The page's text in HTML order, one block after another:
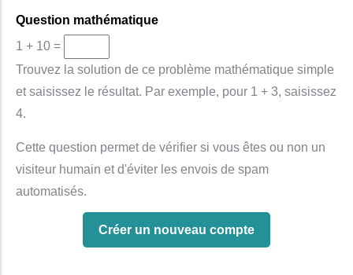
Question mathématique
1 + 10 =
Trouvez la solution de ce problème mathématique simple
et saisissez le résultat. Par exemple, pour 1 + 3, saisissez
4.
Cette question permet de vérifier si vous êtes ou non un
visiteur humain et d'éviter les envois de spam
automatisés.